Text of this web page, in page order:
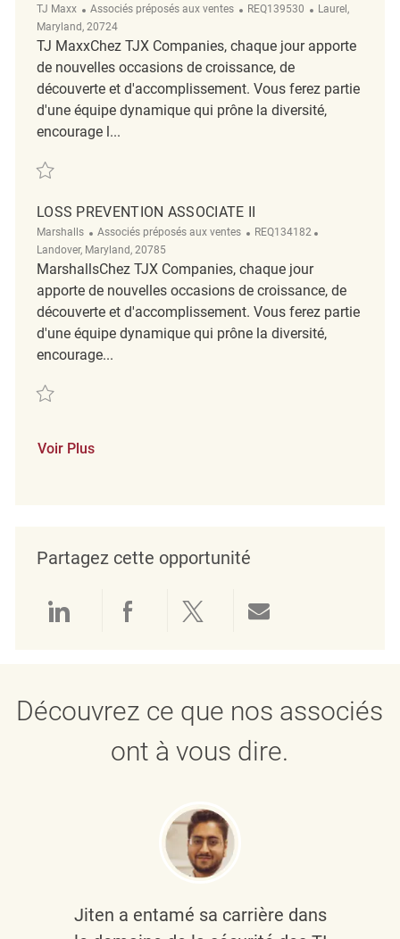
TJ Maxx Catégorie
Associés préposés aux ventes ReqId
REQ139530 Emplacement
Laurel,
Maryland, 20724
TJ MaxxChez TJX Companies, chaque jour apporte
de nouvelles occasions de croissance, de
découverte et d'accomplissement. Vous ferez partie
d'une équipe dynamique qui prône la diversité,
encourage l...
Sauvegarder Loss Prevention Associate II REQ139530
LOSS PREVENTION ASSOCIATE II
Marshalls Catégorie
Associés préposés aux ventes ReqId
REQ134182
Landover, Maryland, 20785
MarshallsChez TJX Companies, chaque jour
apporte de nouvelles occasions de croissance, de
découverte et d'accomplissement. Vous ferez partie
d'une équipe dynamique qui prône la diversité,
encourage...
Sauvegarder Loss Prevention Associate II REQ134182
Voir Plus
Partagez cette opportunité
Partager via LinkedIn
Partager via Facebook
Partager via twitter
Découvrez ce que nos associés
ont à vous dire.
Jiten a entamé sa carrière dans